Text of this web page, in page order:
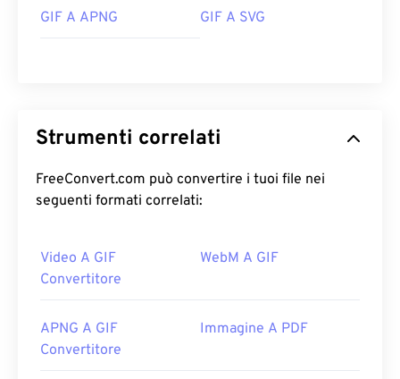
GIF A APNG GIF A SVG
Strumenti correlati
FreeConvert.com può convertire i tuoi file nei
seguenti formati correlati:
Video A GIF
Convertitore
WebM A GIF
APNG A GIF
Convertitore
Immagine A PDF